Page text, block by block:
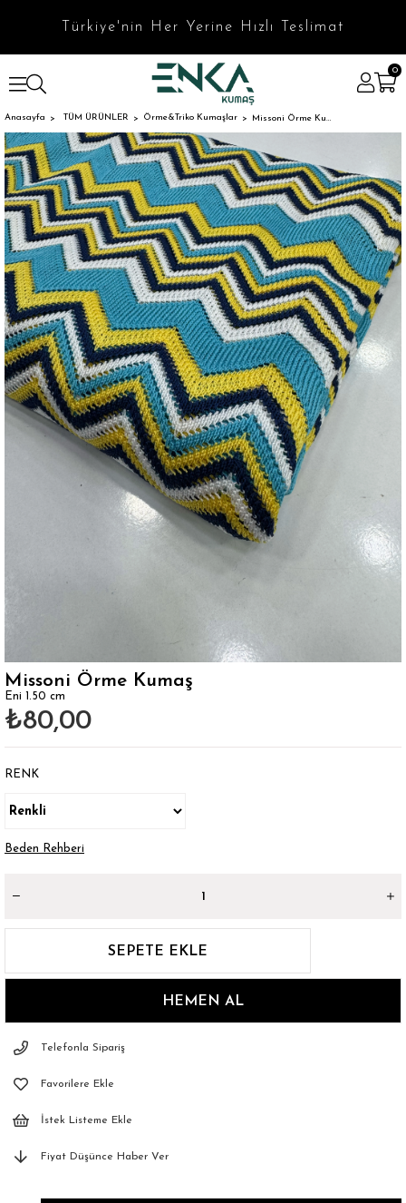
Türkiye'nin Her Yerine Hızlı Teslimat
0
Anasayfa TÜM ÜRÜNLER Örme&Triko Kumaşlar Missoni Örme Kumaş
Missoni Örme Kumaş
Eni 1.50 cm
₺80,00
RENK
Beden Rehberi
Telefonla Sipariş
Favorilere Ekle
İstek Listeme Ekle
Fiyat Düşünce Haber Ver